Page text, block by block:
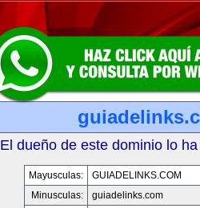
El dueño de este dominio lo
Mayusculas:
GUIADELINKS.COM
Minusculas:
guiadelinks.com